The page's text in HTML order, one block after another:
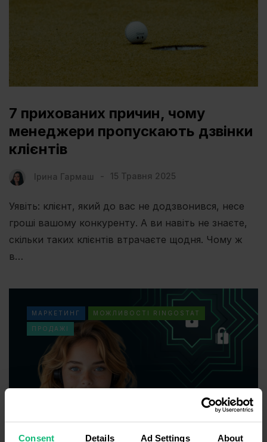
Consent Details Ad Settings About
7 прихованих причин, чому
менеджери пропускають дзвінки
клієнтів
Ірина Гармаш 15 Травня 2025
Уявіть: клієнт, який до вас не додзвонився, несе
гроші вашому конкуренту. А ви навіть не знаєте,
скільки таких клієнтів втрачаєте щодня. Чому ж
в…
МАРКЕТИНГ МОЖЛИВОСТІ RINGOSTAT
ПРОДАЖІ